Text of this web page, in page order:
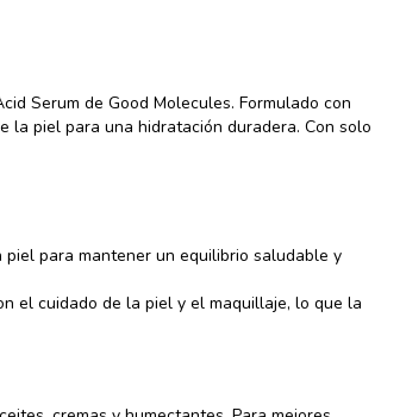
Serum de Good Molecules. Formulado con
la piel para una hidratación duradera. Con solo
para mantener un equilibrio saludable y
el cuidado de la piel y el maquillaje, lo que la